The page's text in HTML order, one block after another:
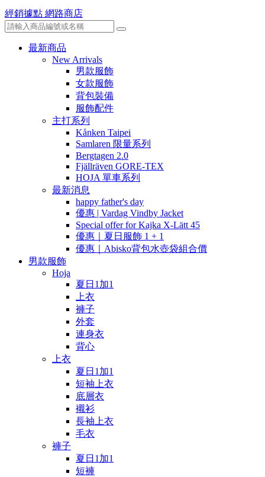
經銷據點 網路商店
最新商品
New Arrivals
男款服飾
女款服飾
背包裝備
服飾配件
主打系列
Kånken Taipei
Samlaren 限量系列
Bergtagen 2.0
Fjällräven GORE-TEX
HOJA 單車系列
最新消息
happy father's day
優惠 | Vardag Vindby Jacket
Special offer for Kajka X-Lätt 45
優惠｜夏日服飾 1 + 1
優惠｜Abisko背包水壺袋組合價
男款服飾
Hoja
夏日1加1
上衣
褲子
外套
連身衣
背心
上衣
夏日1加1
短袖上衣
底層衣
襯衫
長袖上衣
毛衣
褲子
夏日1加1
短褲